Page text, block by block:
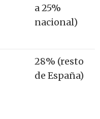
a 25%
nacional)
28% (resto
de España)